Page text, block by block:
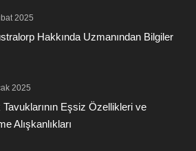
2025
Hakkında Uzmanından Bilgiler
2025
Eşsiz Özellikleri ve
Alışkanlıkları